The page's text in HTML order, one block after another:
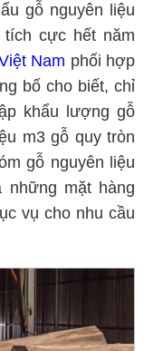
gỗ nguyên liệu
cực hết năm
Nam phối hợp
bố cho biết, chỉ
khẩu lượng gỗ
m3 gỗ quy tròn
gỗ nguyên liệu
mặt hàng
vụ cho nhu cầu